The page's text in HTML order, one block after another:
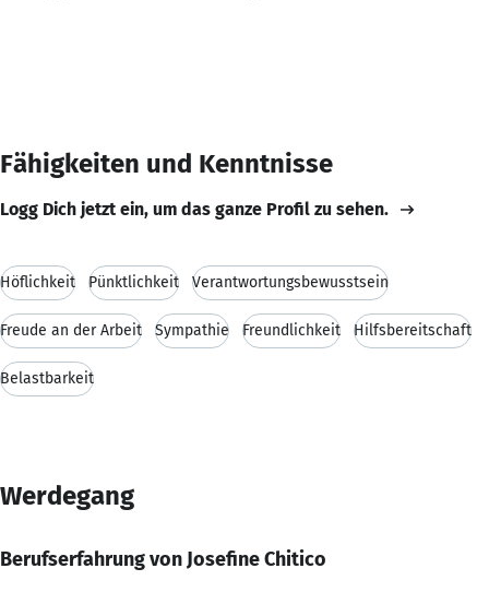
Fähigkeiten und Kenntnisse
Logg Dich jetzt ein, um das ganze Profil zu sehen.
Höflichkeit Pünktlichkeit Verantwortungsbewusstsein
Freude an der Arbeit Sympathie Freundlichkeit Hilfsbereitschaft
Belastbarkeit
Werdegang
Berufserfahrung von Josefine Chitico